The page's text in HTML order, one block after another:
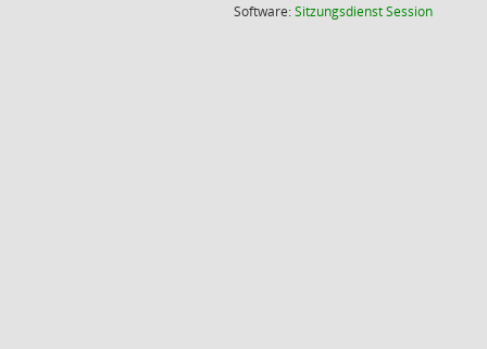
Software:SitzungsdienstSession(Wird in